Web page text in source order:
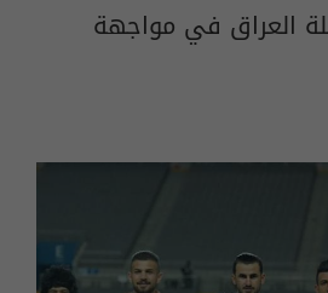
العراق في مواجهة